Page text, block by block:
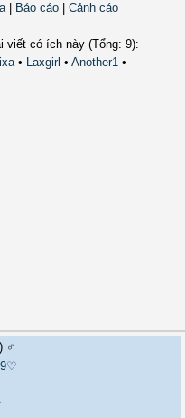
| Báo cáo
Cảnh cáo
viết có ích này (Tổng: 9):
• Laxgirl • Another1 •
) ♂️